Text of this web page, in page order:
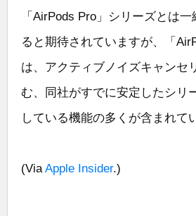
「AirPods Pro」シリーズとは
ると期待されていますが、「
は、アクティブノイズキャンセ
む、同社がすでに安定したシリ
している機能の多くが含まれて
(ViaApple Insider.)